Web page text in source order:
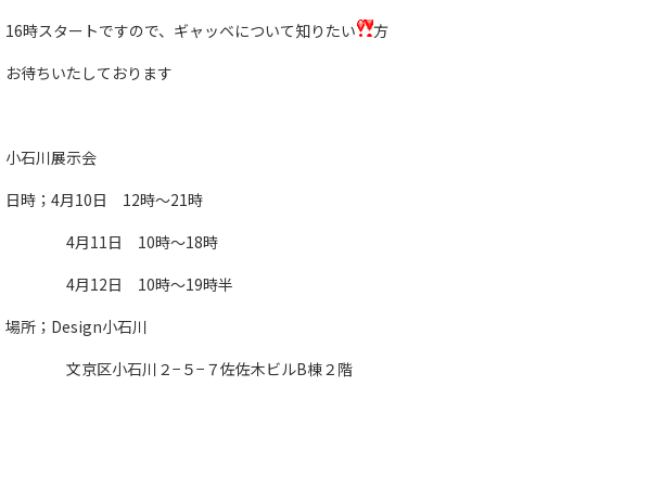
16時スタートですので、ギャッベについて知りたい
方
お待ちいたしております
小石川展示会
日時；4月10日 12時〜21時
4月11日 10時〜18時
4月12日 10時〜19時半
場所；Design小石川
文京区小石川２−５−７佐佐木ビルB棟２階